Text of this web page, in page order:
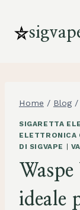
contenuto
Home / Blog /
SIGARETTA
ELETTRONICA
DI SIGVAPE
ideale